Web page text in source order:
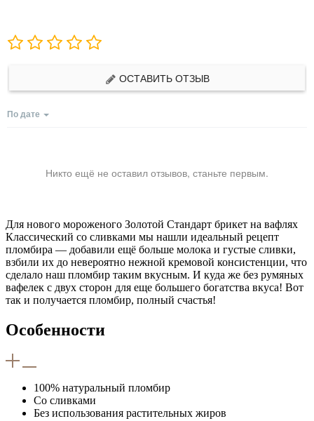
ОСТАВИТЬ ОТЗЫВ
По дате
Никто ещё не оставил отзывов, станьте первым.
Для нового мороженого Золотой Стандарт брикет на вафлях
Классический со сливками мы нашли идеальный рецепт
пломбира — добавили ещё больше молока и густые сливки,
взбили их до невероятно нежной кремовой консистенции, что
сделало наш пломбир таким вкусным. И куда же без румяных
вафелек с двух сторон для еще большего богатства вкуса! Вот
так и получается пломбир, полный счастья!
Особенности
100% натуральный пломбир
Со сливками
Без использования растительных жиров